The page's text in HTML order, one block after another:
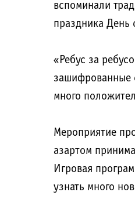
вспоминали
праздника День
«Ребус за
зашифрованные
много
Мероприятие
азартом
Игровая
узнать много